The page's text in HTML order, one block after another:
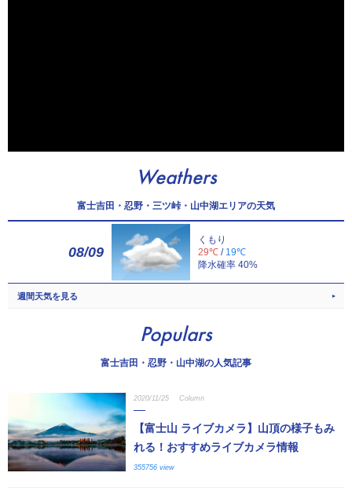
Weathers
富士吉田・忍野・三ツ峠・山中湖エリアの天気
08/09
くもり
29℃ / 19℃
降水確率 40%
週間天気を見る
Populars
富士吉田・忍野・山中湖の人気記事
2020/11/25 Column
【富士山 ライブカメラ】山頂の様子もみ
れる！おすすめライブカメラ情報
355756 view